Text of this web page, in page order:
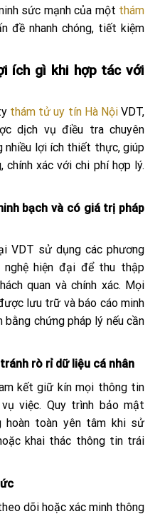
sức mạnh của một thám
đề nhanh chóng, tiết kiệm
ích gì khi hợp tác với
thám tử uy tín Hà NộiVDT,
dịch vụ điều tra chuyên
nhiều lợi ích thiết thực, giúp
chính xác với chi phí hợp lý.
bạch và có giá trị pháp
VDT sử dụng các phương
hiện đại để thu thập
quan và chính xác. Mọi
lưu trữ và báo cáo minh
chứng pháp lý nếu cần
rò rỉ dữ liệu cá nhân
kết giữ kín mọi thông tin
vụ việc. Quy trình bảo mật
hoàn toàn yên tâm khi sử
khai thác thông tin trái
dõi hoặc xác minh thông